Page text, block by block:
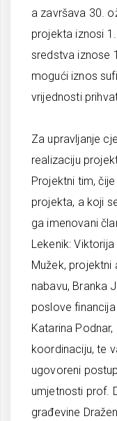
a završava 30.
projekta iznosi
sredstva iznose
mogući iznos
vrijednosti
Za upravljanje
realizaciju
Projektni tim,
projekta, a koji
ga imenovani
Lekenik:
Mužek, projektni
nabavu, Branka
poslove
Katarina
koordinaciju, te
ugovoreni
umjetnosti prof.
građevine